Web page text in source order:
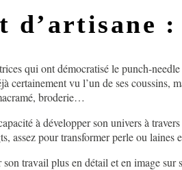
d’artisane
qui ont démocratisé le punch-
certainement vu l’un de ses coussins,
broderie…
à développer son univers à
assez pour transformer perle ou
travail plus en détail et en image sur